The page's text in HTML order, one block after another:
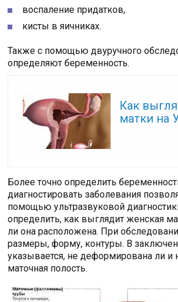
воспаление придатков,
кисты в яичниках.
Также с помощью двуручного
определяют беременность.
Как
матки на
Более точно определить
диагностировать заболевания
помощью ультразвуковой
определить, как выглядит женская
ли она расположена. При
размеры, форму, контуры. В
указывается, не деформирована ли и
маточная полость.